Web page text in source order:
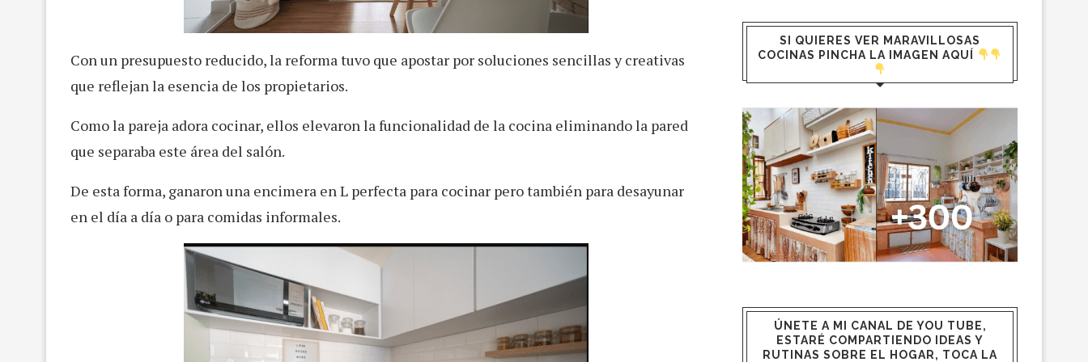
Con un presupuesto reducido, la reforma tuvo que apostar por soluciones sencillas y creativas
que reflejan la esencia de los propietarios.
Como la pareja adora cocinar, ellos elevaron la funcionalidad de la cocina eliminando la pared
que separaba este área del salón.
De esta forma, ganaron una encimera en L perfecta para cocinar pero también para desayunar
en el día a día o para comidas informales.
SI QUIERES VER MARAVILLOSAS
COCINAS PINCHA LA IMAGEN AQUÍ
ÚNETE A MI CANAL DE YOU TUBE,
ESTARÉ COMPARTIENDO IDEAS Y
RUTINAS SOBRE EL HOGAR, TOCA LA